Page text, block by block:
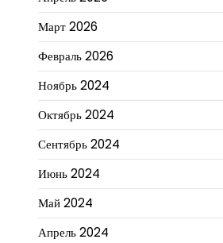
Март 2026
Февраль 2026
Ноябрь 2024
Октябрь 2024
Сентябрь 2024
Июнь 2024
Май 2024
Апрель 2024